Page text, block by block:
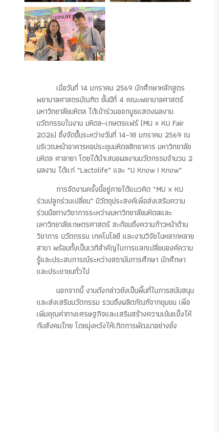
เมื่อวันที่ 14 มกราคม 2569 นักศึกษาหลักสูตร
พยาบาลศาสตรบัณฑิต ชั้นปีที่ 4 คณะพยาบาลศาสตร์
มหาวิทยาลัยมหิดล ได้เข้าร่วมออกบูธแสดงผลงาน
นวัตกรรมในงาน มหิดล–เกษตรแฟร์ (MU x KU Fair
2026) ซึ่งจัดขึ้นระหว่างวันที่ 14–18 มกราคม 2569 ณ
บริเวณหน้าอาคารหอประชุมมหิดลสิทธาคาร มหาวิทยาลัย
มหิดล ศาลายา โดยได้นำเสนอผลงานนวัตกรรมจำนวน 2
ผลงาน ได้แก่ “Lactolife” และ “U Know I Know”
การจัดงานครั้งนี้อยู่ภายใต้แนวคิด “MU x KU
ร่วมปลูกร่วมเปลี่ยน” มีวัตถุประสงค์เพื่อส่งเสริมความ
ร่วมมือทางวิชาการระหว่างมหาวิทยาลัยมหิดลและ
มหาวิทยาลัยเกษตรศาสตร์ สะท้อนถึงความก้าวหน้าด้าน
วิชาการ นวัตกรรม เทคโนโลยี และงานวิจัยในหลากหลาย
สาขา พร้อมทั้งเป็นเวทีสำคัญในการแลกเปลี่ยนองค์ความ
รู้และประสบการณ์ระหว่างสถาบันการศึกษา นักศึกษา
และประชาชนทั่วไป
นอกจากนี้ งานดังกล่าวยังเป็นพื้นที่ในการสนับสนุน
และส่งเสริมนวัตกรรม รวมถึงผลิตภัณฑ์จากชุมชน เพื่อ
เพิ่มคุณค่าทางเศรษฐกิจและเสริมสร้างความเข้มแข็งให้
กับสังคมไทย โดยมุ่งหวังให้เกิดการพัฒนาอย่างยั่ง